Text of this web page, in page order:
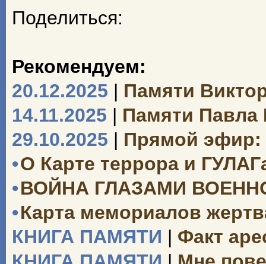
Поделиться:
Рекомендуем:
20.12.2025 | Памяти
14.11.2025 | Памяти Павла
29.10.2025 | Прямой эфир:
•О Карте террора и
•ВОЙНА ГЛАЗАМИ
•Карта мемориалов
КНИГА ПАМЯТИ | Факт